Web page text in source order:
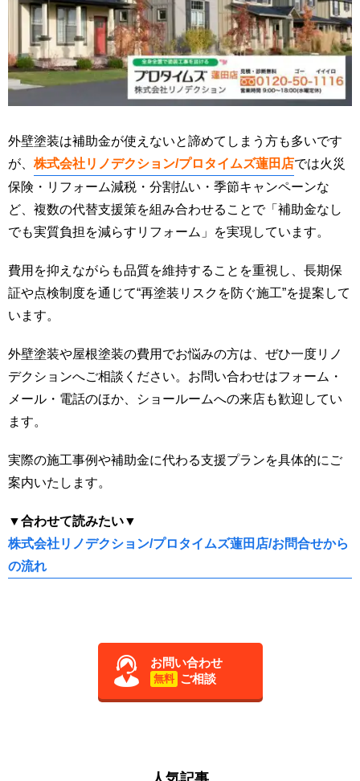
外壁塗装は補助金が使えないと諦めてしまう方も多いです
が、 株式会社リノデクション/プロタイムズ蓮田店では火災
保険・リフォーム減税・分割払い・季節キャンペーンな
ど、複数の代替支援策を組み合わせることで「補助金なし
でも実質負担を減らすリフォーム」を実現しています。
費用を抑えながらも品質を維持することを重視し、長期保
証や点検制度を通じて“再塗装リスクを防ぐ施工”を提案して
います。
外壁塗装や屋根塗装の費用でお悩みの方は、ぜひ一度リノ
デクションへご相談ください。お問い合わせはフォーム・
メール・電話のほか、ショールームへの来店も歓迎してい
ます。
実際の施工事例や補助金に代わる支援プランを具体的にご
案内いたします。
▼合わせて読みたい▼
株式会社リノデクション/プロタイムズ蓮田店/お問合せから
の流れ
お問い合わせ
無料 ご相談